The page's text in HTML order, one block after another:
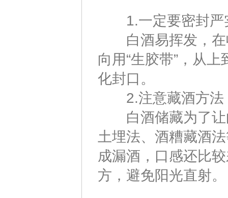
1.一定要密封严
白酒易挥发，在
向用“生胶带”，从
化封口。
2.注意藏酒方法
白酒储藏为了让
土埋法、酒糟藏酒
成漏酒，口感还比
方，避免阳光直射。